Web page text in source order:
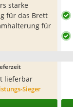
starke
für das Brett
für
lieferbar
Sieger